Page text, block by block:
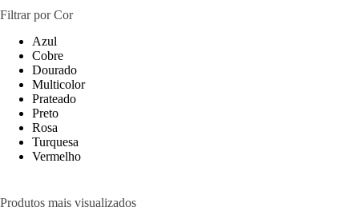
Filtrar por Cor
Azul
Cobre
Dourado
Multicolor
Prateado
Preto
Rosa
Turquesa
Vermelho
Produtos mais visualizados